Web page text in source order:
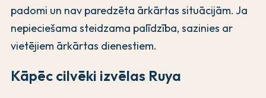
padomi un nav paredzēta ārkārtas situācijām. Ja
nepieciešama steidzama palīdzība, sazinies ar
vietējiem ārkārtas dienestiem.
Kāpēc cilvēki izvēlas Ruya